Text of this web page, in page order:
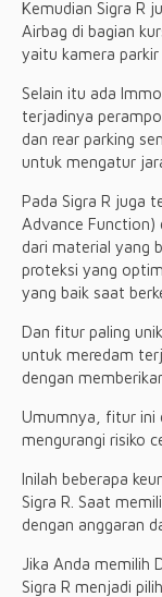
Kemudian Sigra R
Airbag di bagian
yaitu kamera parkir
Selain itu ada
terjadinya
dan rear parking
untuk mengatur
Pada Sigra R juga
Advance Function)
dari material yang
proteksi yang
yang baik saat
Dan fitur paling
untuk meredam
dengan
Umumnya, fitur ini
mengurangi risiko
Inilah beberapa
Sigra R. Saat
dengan anggaran
Jika Anda memilih
Sigra R menjadi